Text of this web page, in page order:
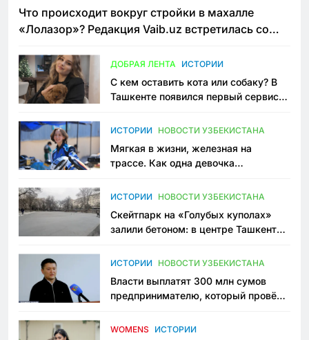
Что происходит вокруг стройки в махалле
«Лолазор»? Редакция Vaib.uz встретилась со
ДОБРАЯ ЛЕНТА ИСТОРИИ
С кем оставить кота или собаку? В
Ташкенте появился первый сервис
ИСТОРИИ НОВОСТИ УЗБЕКИСТАНА
Мягкая в жизни, железная на
трассе. Как одна девочка
Узбекистане
ИСТОРИИ НОВОСТИ УЗБЕКИСТАНА
Скейтпарк на «Голубых куполах»
залили бетоном: в центре Ташкента
пространство
ИСТОРИИ НОВОСТИ УЗБЕКИСТАНА
Власти выплатят 300 млн сумов
предпринимателю, который провёл
приговору
WOMENS ИСТОРИИ